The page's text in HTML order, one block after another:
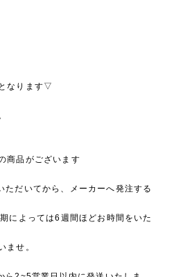
なります▽
商品がございます
だいてから、メーカーへ発注する
によっては6週間ほどお時間をいた
ませ。